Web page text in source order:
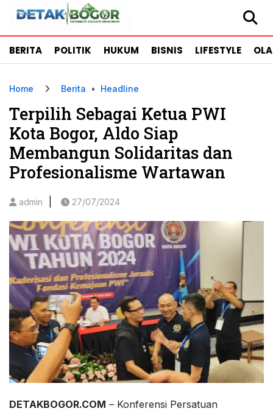
BERITA POLITIK HUKUM BISNIS LIFESTYLE
Home Berita • Headline
Terpilih Sebagai Ketua PWI
Kota Bogor, Aldo Siap
Membangun Solidaritas dan
Profesionalisme Wartawan
admin 27/07/2024
DETAKBOGOR.COM – Konferensi Persatuan